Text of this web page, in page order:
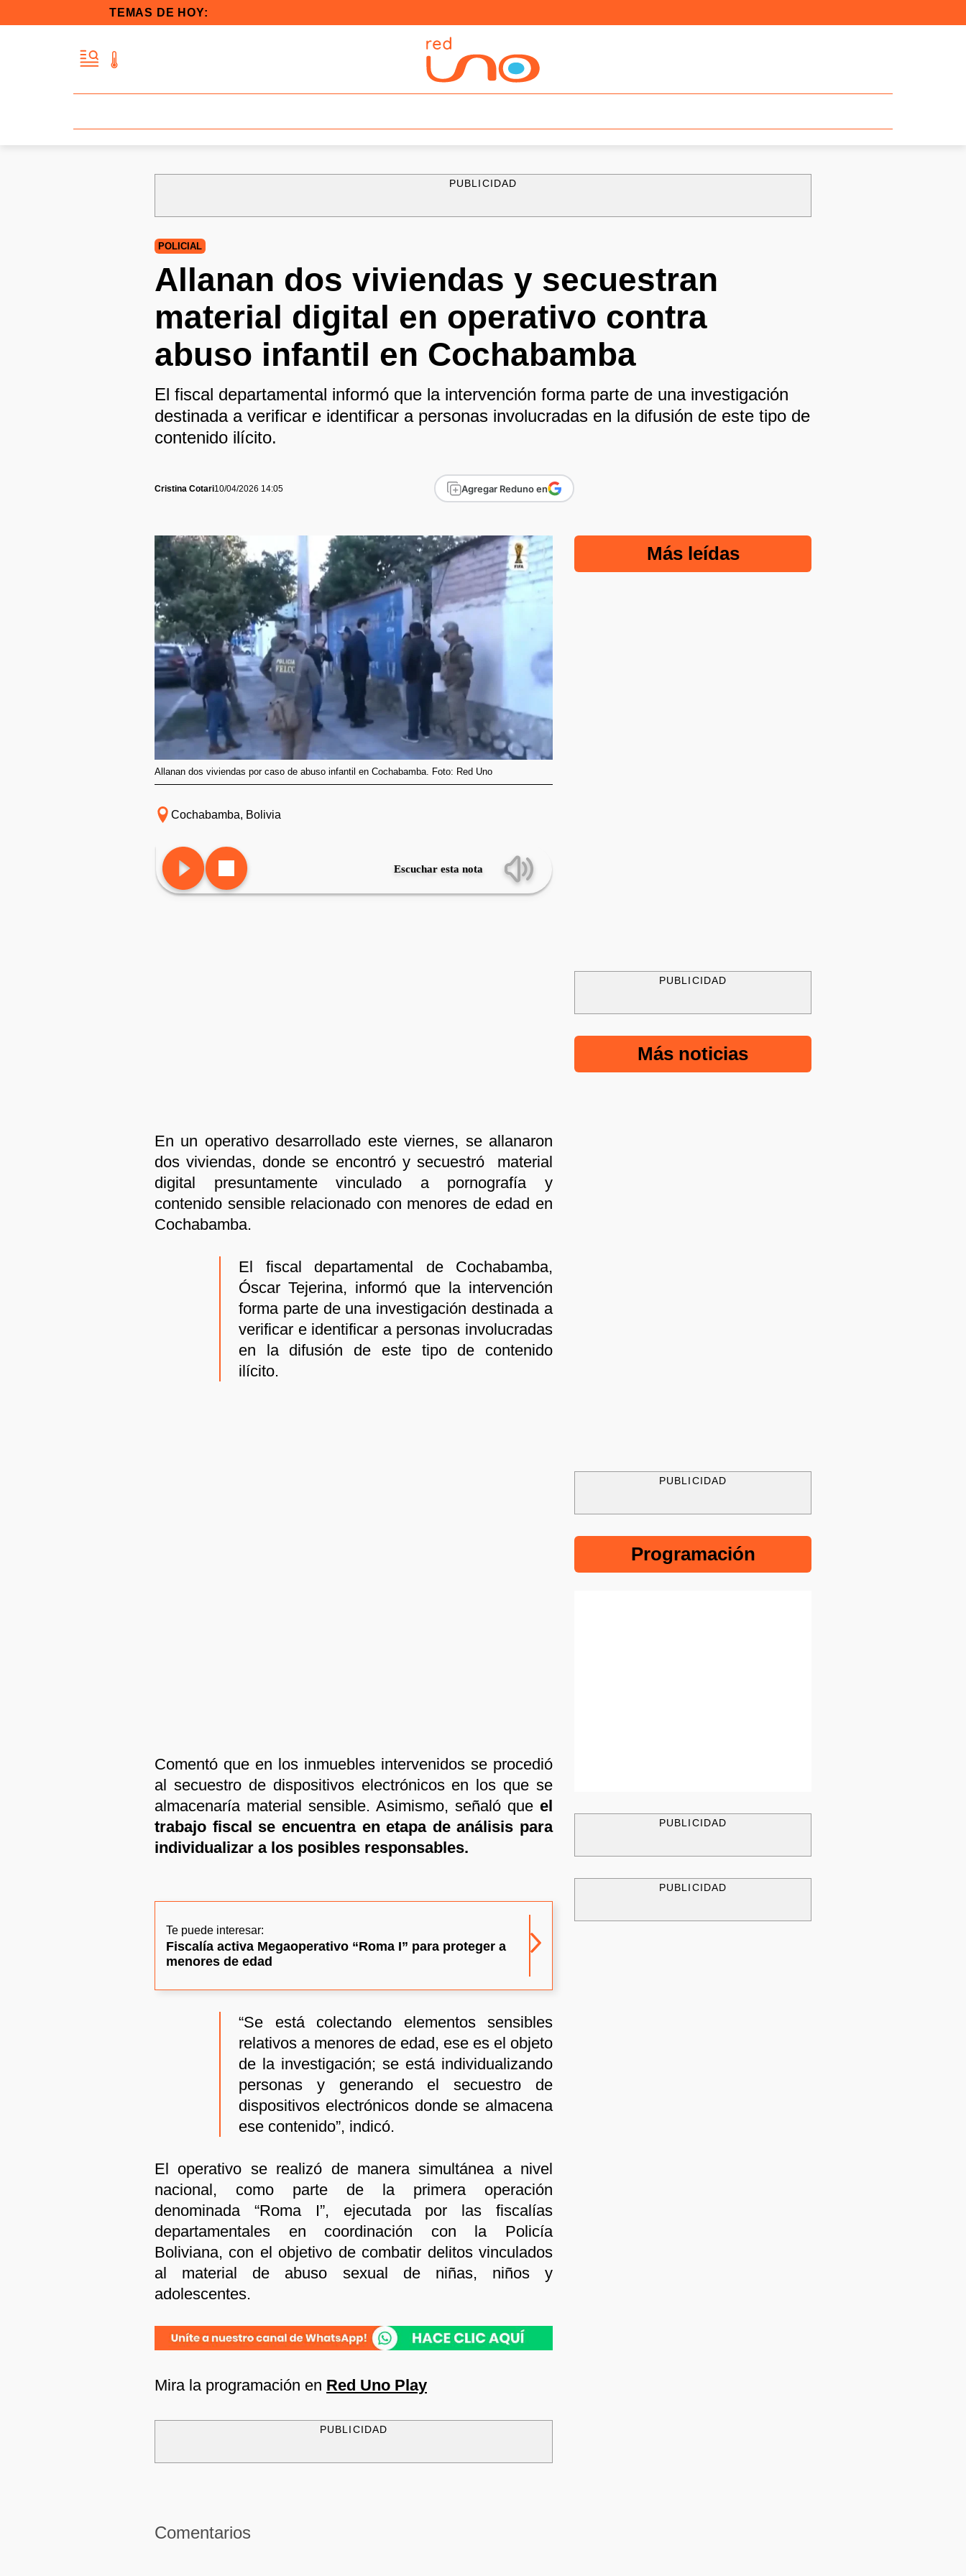
TEMAS DE HOY:
PUBLICIDAD
POLICIAL
Allanan dos viviendas y secuestran
material digital en operativo contra
abuso infantil en Cochabamba
El fiscal departamental informó que la intervención forma parte de una investigación
destinada a verificar e identificar a personas involucradas en la difusión de este tipo de
contenido ilícito.
Cristina Cotari10/04/2026 14:05 Agregar Reduno en
Allanan dos viviendas por caso de abuso infantil en Cochabamba. Foto: Red Uno
Cochabamba, Bolivia
Escuchar esta nota
En un operativo desarrollado este viernes, se allanaron
dos viviendas, donde se encontró y secuestró material
digital presuntamente vinculado a pornografía y
contenido sensible relacionado con menores de edad en
Cochabamba.
El fiscal departamental de Cochabamba,
Óscar Tejerina, informó que la intervención
forma parte de una investigación destinada a
verificar e identificar a personas involucradas
en la difusión de este tipo de contenido
ilícito.
Comentó que en los inmuebles intervenidos se procedió
al secuestro de dispositivos electrónicos en los que se
almacenaría material sensible. Asimismo, señaló que el
trabajo fiscal se encuentra en etapa de análisis para
individualizar a los posibles responsables.
Te puede interesar:
Fiscalía activa Megaoperativo “Roma I” para proteger a
menores de edad
“Se está colectando elementos sensibles
relativos a menores de edad, ese es el objeto
de la investigación; se está individualizando
personas y generando el secuestro de
dispositivos electrónicos donde se almacena
ese contenido”, indicó.
El operativo se realizó de manera simultánea a nivel
nacional, como parte de la primera operación
denominada “Roma I”, ejecutada por las fiscalías
departamentales en coordinación con la Policía
Boliviana, con el objetivo de combatir delitos vinculados
al material de abuso sexual de niñas, niños y
adolescentes.
Mira la programación en Red Uno Play
PUBLICIDAD
Comentarios
Más leídas
PUBLICIDAD
Más noticias
PUBLICIDAD
Programación
PUBLICIDAD
PUBLICIDAD